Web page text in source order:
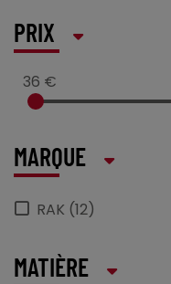
PRIX
36 €
MARQUE
RAK (12)
MATIÈRE